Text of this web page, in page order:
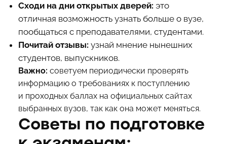
Сходи на дни открытых дверей: это
отличная возможность узнать больше о вузе,
пообщаться с преподавателями, студентами.
Почитай отзывы: узнай мнение нынешних
студентов, выпускников.
Важно: советуем периодически проверять
информацию о требованиях к поступлению
и проходных баллах на официальных сайтах
выбранных вузов, так как она может меняться.
Советы по подготовке